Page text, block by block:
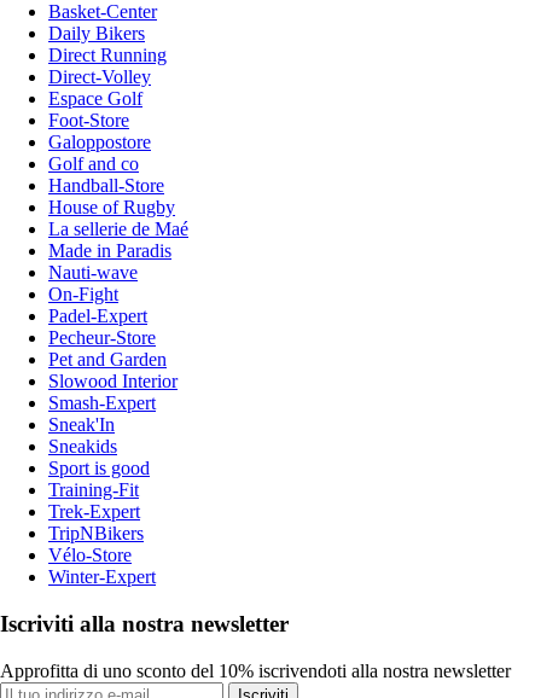
Basket-Center
Daily Bikers
Direct Running
Direct-Volley
Espace Golf
Foot-Store
Galoppostore
Golf and co
Handball-Store
House of Rugby
La sellerie de Maé
Made in Paradis
Nauti-wave
On-Fight
Padel-Expert
Pecheur-Store
Pet and Garden
Slowood Interior
Smash-Expert
Sneak'In
Sneakids
Sport is good
Training-Fit
Trek-Expert
TripNBikers
Vélo-Store
Winter-Expert
Iscriviti alla nostra newsletter
Approfitta di uno sconto del 10% iscrivendoti alla nostra newsletter